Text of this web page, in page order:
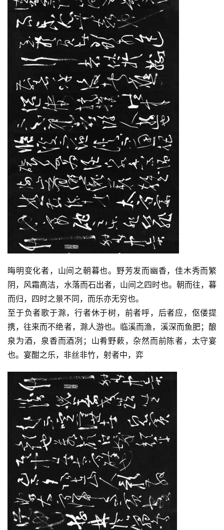
例
晦明变化者，山间之朝暮也。野芳发而幽香，佳木秀而繁
阴，风霜高洁，水落而石出者，山间之四时也。朝而往，暮
而归，四时之景不同，而乐亦无穷也。
至于负者歌于滁，行者休于树，前者呼，后者应，伛偻提
携，往来而不绝者，滁人游也。临溪而渔，溪深而鱼肥；酿
泉为酒，泉香而酒冽；山肴野蔌，杂然而前陈者，太守宴
也。宴酣之乐，非丝非竹，射者中，弈